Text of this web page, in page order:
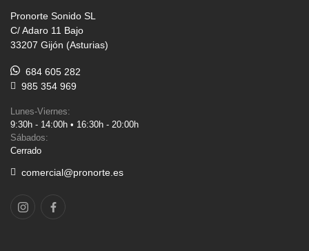
Pronorte Sonido SL
C/ Adaro 11 Bajo
33207 Gijón (Asturias)
684 605 282
985 354 969
Lunes-Viernes:
9:30h - 14:00h • 16:30h - 20:00h
Sábados:
Cerrado
comercial@pronorte.es